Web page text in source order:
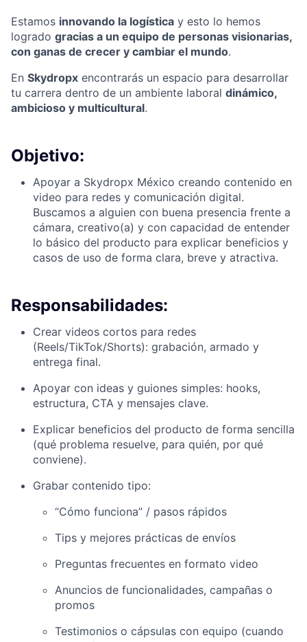
Estamos innovando la logística y esto lo hemos
logrado gracias a un equipo de personas visionarias,
con ganas de crecer y cambiar el mundo.
En Skydropx encontrarás un espacio para desarrollar
tu carrera dentro de un ambiente laboral dinámico,
ambicioso y multicultural.
Objetivo:
Apoyar a Skydropx México creando contenido en
video para redes y comunicación digital.
Buscamos a alguien con buena presencia frente a
cámara, creativo(a) y con capacidad de entender
lo básico del producto para explicar beneficios y
casos de uso de forma clara, breve y atractiva.
Responsabilidades:
Crear videos cortos para redes
(Reels/TikTok/Shorts): grabación, armado y
entrega final.
Apoyar con ideas y guiones simples: hooks,
estructura, CTA y mensajes clave.
Explicar beneficios del producto de forma sencilla
(qué problema resuelve, para quién, por qué
conviene).
Grabar contenido tipo:
“Cómo funciona” / pasos rápidos
Tips y mejores prácticas de envíos
Preguntas frecuentes en formato video
Anuncios de funcionalidades, campañas o
promos
Testimonios o cápsulas con equipo (cuando